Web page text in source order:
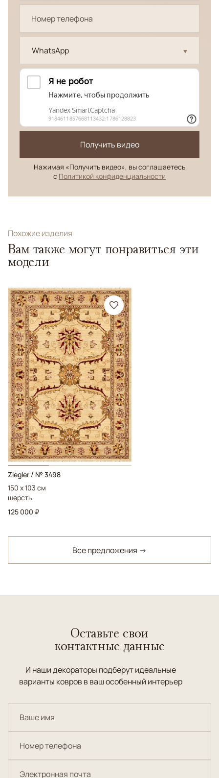
WhatsApp
Получить видео
Нажимая «Получить видео», вы соглашаетесь
с Политикой конфиденциальности
Похожие изделия
Вам также могут понравиться эти
модели
Ziegler / № 3498
150 x 103 см
шерсть
125 000 ₽
Все предложения →
Оставьте свои
контактные данные
И наши декораторы подберут идеальные
варианты ковров в ваш особенный интерьер